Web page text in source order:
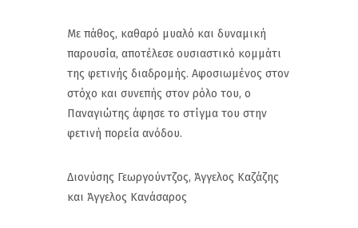
Με πάθος, καθαρό μυαλό και δυναμική
παρουσία, αποτέλεσε ουσιαστικό κομμάτι
της φετινής διαδρομής. Αφοσιωμένος στον
στόχο και συνεπής στον ρόλο του, ο
Παναγιώτης άφησε το στίγμα του στην
φετινή πορεία ανόδου.
Διονύσης Γεωργούντζος, Άγγελος Καζάζης
και Άγγελος Κανάσαρος